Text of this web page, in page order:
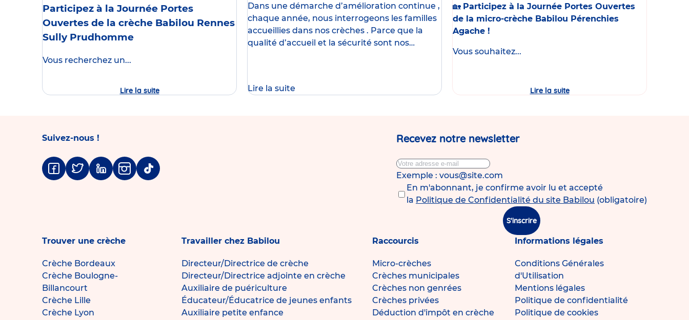
Participez à la Journée Portes
Ouvertes de la crèche Babilou Rennes
Sully Prudhomme
Vous recherchez un...
Lire la suiteJournée
Portes
Dans une démarche d’amélioration continue ,
chaque année, nous interrogeons les familles
accueillies dans nos crèches . Parce que la
qualité d’accueil et la sécurité sont nos
Lire la suite
🏡 Participez à la Journée Portes Ouvertes
de la micro-crèche Babilou Pérenchies
Agache !
Vous souhaitez...
Lire la suiteJournée
Portes
Suivez-nous !
Facebook
TwitterLinkedinInstagram
Tiktok
Recevez notre newsletter
Exemple : vous@site.com
En m'abonnant, je confirme avoir lu et accepté
la Politique de Confidentialité du site Babilou (obligatoire)
S'inscrire
Trouver une crèche
Crèche Bordeaux
Crèche Boulogne-
Billancourt
Crèche Lille
Crèche Lyon
Travailler chez Babilou
Directeur/Directrice de crèche
Directeur/Directrice adjointe en crèche
Auxiliaire de puériculture
Éducateur/Éducatrice de jeunes enfants
Auxiliaire petite enfance
Raccourcis
Micro-crèches
Crèches municipales
Crèches non genrées
Crèches privées
Déduction d'impôt en crèche
Informations légales
Conditions Générales
d'Utilisation
Mentions légales
Politique de confidentialité
Politique de cookies